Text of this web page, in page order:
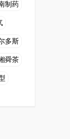
制药
多斯
舜茶